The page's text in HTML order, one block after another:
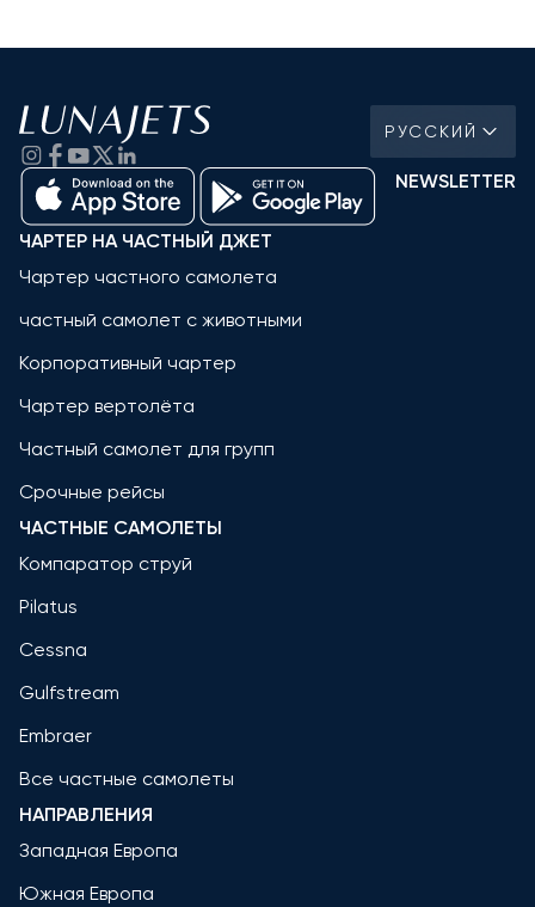
РУССКИЙ
NEWSLETTER
ЧАРТЕР НА ЧАСТНЫЙ ДЖЕТ
Чартер частного самолета
частный самолет с животными
Корпоративный чартер
Чартер вертолёта
Частный самолет для групп
Срочные рейсы
ЧАСТНЫЕ САМОЛЕТЫ
Компаратор струй
Pilatus
Cessna
Gulfstream
Embraer
Все частные самолеты
НАПРАВЛЕНИЯ
Западная Европа
Южная Европа